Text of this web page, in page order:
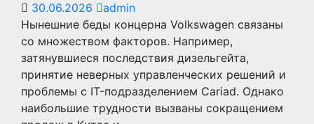
30.06.2026
admin
Нынешние беды концерна Volkswagen связаны
со множеством факторов. Например,
затянувшиеся последствия дизельгейта,
принятие неверных управленческих решений и
проблемы с IT-подразделением Cariad. Однако
наибольшие трудности вызваны сокращением